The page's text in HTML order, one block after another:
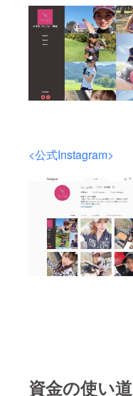
<公式Instagram>
資金の使い道